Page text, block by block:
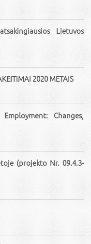
Lietuvos
2020 METAIS
Changes,
(projekto Nr. 09.4.3-